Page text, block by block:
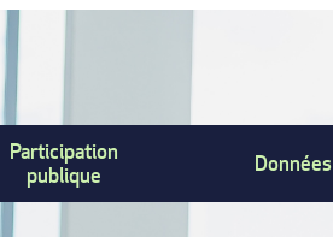
Participation
publique
Données